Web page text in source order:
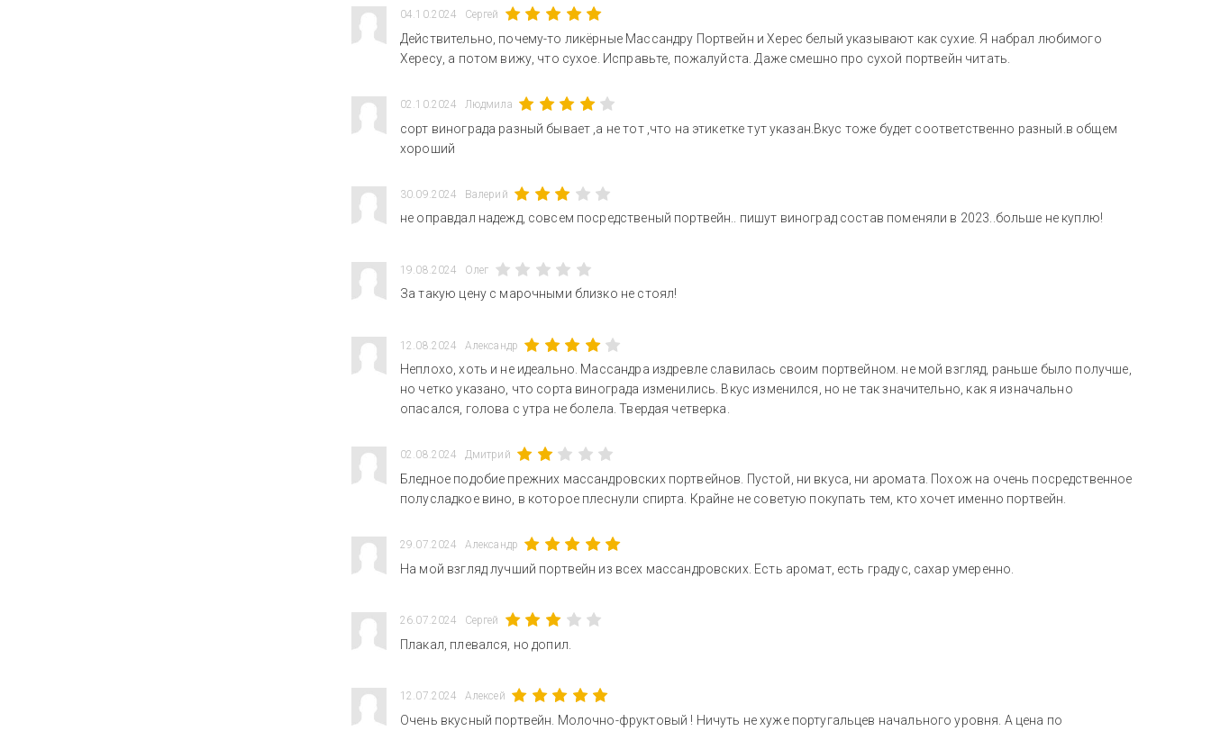
04.10.2024 Сергей
Действительно, почему-то ликёрные Массандру Портвейн и Херес белый указывают как сухие. Я набрал любимого
Хересу, а потом вижу, что сухое. Исправьте, пожалуйста. Даже смешно про сухой портвейн читать.
02.10.2024 Людмила
сорт винограда разный бывает ,а не тот ,что на этикетке тут указан.Вкус тоже будет соответственно разный.в общем
хороший
30.09.2024 Валерий
не оправдал надежд, совсем посредственый портвейн.. пишут виноград состав поменяли в 2023..больше не куплю!
19.08.2024 Олег
За такую цену с марочными близко не стоял!
12.08.2024 Александр
Неплохо, хоть и не идеально. Массандра издревле славилась своим портвейном. не мой взгляд, раньше было получше,
но четко указано, что сорта винограда изменились. Вкус изменился, но не так значительно, как я изначально
опасался, голова с утра не болела. Твердая четверка.
02.08.2024 Дмитрий
Бледное подобие прежних массандровских портвейнов. Пустой, ни вкуса, ни аромата. Похож на очень посредственное
полусладкое вино, в которое плеснули спирта. Крайне не советую покупать тем, кто хочет именно портвейн.
29.07.2024 Александр
На мой взгляд лучший портвейн из всех массандровских. Есть аромат, есть градус, сахар умеренно.
26.07.2024 Сергей
Плакал, плевался, но допил.
12.07.2024 Алексей
Очень вкусный портвейн. Молочно-фруктовый ! Ничуть не хуже португальцев начального уровня. А цена по